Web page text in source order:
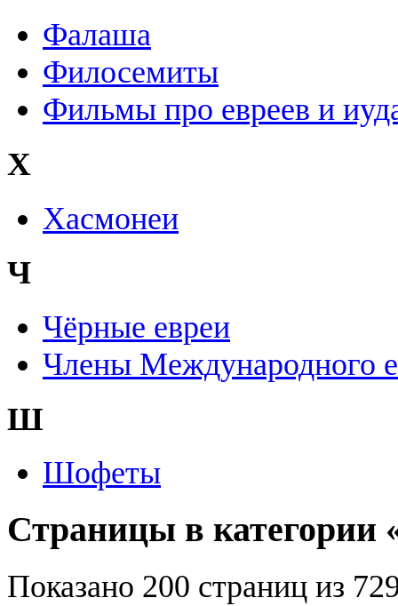
Фалаша
Филосемиты
Фильмы про евреев и
Х
Хасмонеи
Ч
Чёрные евреи
Члены Международного
Ш
Шофеты
Страницы в категории
Показано 200 страниц из